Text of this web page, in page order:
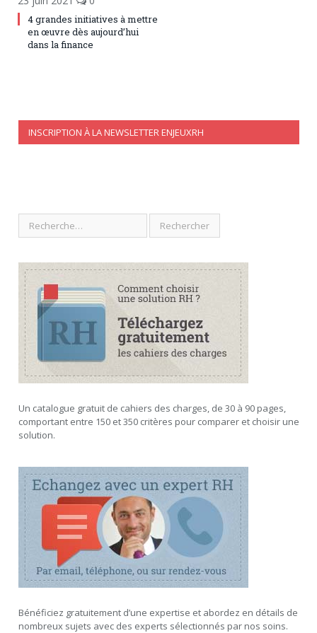
4 grandes initiatives à mettre
en œuvre dès aujourd’hui
dans la finance
INSCRIPTION À LA NEWSLETTER ENJEUXRH
Un catalogue gratuit de cahiers des charges, de 30 à 90 pages,
comportant entre 150 et 350 critères pour comparer et choisir une
solution.
Bénéficiez gratuitement d’une expertise et abordez en détails de
nombreux sujets avec des experts sélectionnés par nos soins.